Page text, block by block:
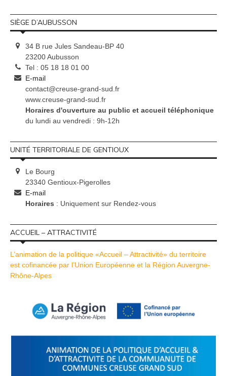
SIÈGE D’AUBUSSON
34 B rue Jules Sandeau-BP 40
23200 Aubusson
Tel : 05 18 18 01 00
E-mail
contact@creuse-grand-sud.fr
www.creuse-grand-sud.fr
Horaires d'ouverture au public et accueil téléphonique
du lundi au vendredi : 9h-12h
UNITÉ TERRITORIALE DE GENTIOUX
Le Bourg
23340 Gentioux-Pigerolles
E-mail
Horaires : Uniquement sur Rendez-vous
ACCUEIL – ATTRACTIVITÉ
L’animation de la politique «Accueil – Attractivité» du territoire
est cofinancée par l’Union Européenne et la Région Auvergne-
Rhône-Alpes